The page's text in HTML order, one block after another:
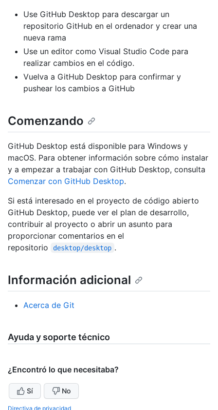
Use GitHub Desktop para descargar un
repositorio GitHub en el ordenador y crear una
nueva rama
Use un editor como Visual Studio Code para
realizar cambios en el código.
Vuelva a GitHub Desktop para confirmar y
pushear los cambios a GitHub
Comenzando
GitHub Desktop está disponible para Windows y
macOS. Para obtener información sobre cómo instalar
y a empezar a trabajar con GitHub Desktop, consulta
Comenzar con GitHub Desktop.
Si está interesado en el proyecto de código abierto
GitHub Desktop, puede ver el plan de desarrollo,
contribuir al proyecto o abrir un asunto para
proporcionar comentarios en el
repositorio
desktop/desktop .
Información adicional
Acerca de Git
Ayuda y soporte técnico
¿Encontró lo que necesitaba?
Sí No
Directiva de privacidad